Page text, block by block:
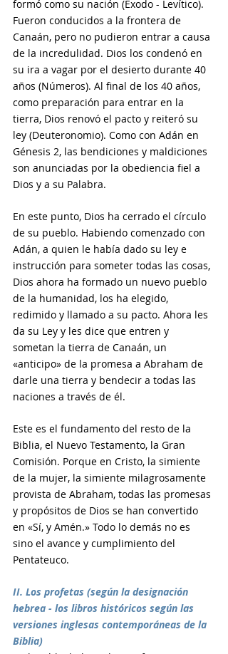
formó como su nación (Éxodo - Levítico).
Fueron conducidos a la frontera de
Canaán, pero no pudieron entrar a causa
de la incredulidad. Dios los condenó en
su ira a vagar por el desierto durante 40
años (Números). Al final de los 40 años,
como preparación para entrar en la
tierra, Dios renovó el pacto y reiteró su
ley (Deuteronomio). Como con Adán en
Génesis 2, las bendiciones y maldiciones
son anunciadas por la obediencia fiel a
Dios y a su Palabra.
En este punto, Dios ha cerrado el círculo
de su pueblo. Habiendo comenzado con
Adán, a quien le había dado su ley e
instrucción para someter todas las cosas,
Dios ahora ha formado un nuevo pueblo
de la humanidad, los ha elegido,
redimido y llamado a su pacto. Ahora les
da su Ley y les dice que entren y
sometan la tierra de Canaán, un
«anticipo» de la promesa a Abraham de
darle una tierra y bendecir a todas las
naciones a través de él.
Este es el fundamento del resto de la
Biblia, el Nuevo Testamento, la Gran
Comisión. Porque en Cristo, la simiente
de la mujer, la simiente milagrosamente
provista de Abraham, todas las promesas
y propósitos de Dios se han convertido
en «Sí, y Amén.» Todo lo demás no es
sino el avance y cumplimiento del
Pentateuco.
II. Los profetas (según la designación
hebrea - los libros históricos según las
versiones inglesas contemporáneas de la
Biblia)